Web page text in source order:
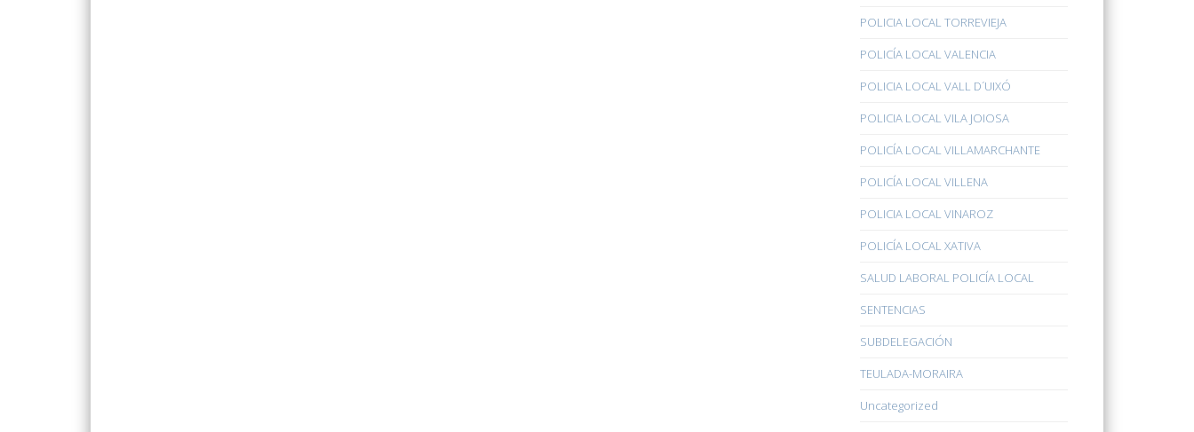
POLICIA LOCAL TORREVIEJA
POLICÍA LOCAL VALENCIA
POLICIA LOCAL VALL D´UIXÓ
POLICIA LOCAL VILA JOIOSA
POLICÍA LOCAL VILLAMARCHANTE
POLICÍA LOCAL VILLENA
POLICIA LOCAL VINAROZ
POLICÍA LOCAL XATIVA
SALUD LABORAL POLICÍA LOCAL
SENTENCIAS
SUBDELEGACIÓN
TEULADA-MORAIRA
Uncategorized